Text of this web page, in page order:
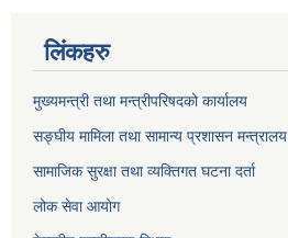
लिंकहरु
मुख्यमन्त्री तथा मन्त्रीपरिषदको कार्यालय
सङ्घीय मामिला तथा सामान्य प्रशासन मन्त्रालय
सामाजिक सुरक्षा तथा व्यक्तिगत घटना दर्ता
लोक सेवा आयोग